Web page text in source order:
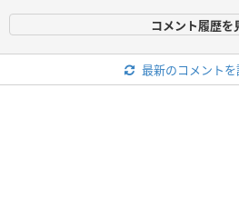
コメント履歴を
最新のコメント